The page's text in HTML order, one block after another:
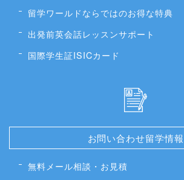
留学ワールドならではのお得な特典
出発前英会話レッスンサポート
国際学生証ISICカード
お問い合わせ留学情報
無料メール相談・お見積